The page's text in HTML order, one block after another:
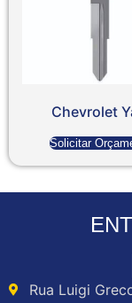
Chevrolet
Solicitar
Rua Luigi